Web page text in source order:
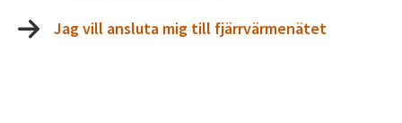
Jag vill ansluta mig till fjärrvärmenätet